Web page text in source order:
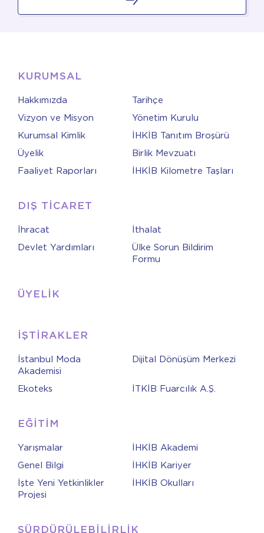
KURUMSAL
Hakkımızda
Tarihçe
Vizyon ve Misyon
Yönetim Kurulu
Kurumsal Kimlik
İHKİB Tanıtım Broşürü
Üyelik
Birlik Mevzuatı
Faaliyet Raporları
İHKİB Kilometre Taşları
DIŞ TİCARET
İhracat
İthalat
Devlet Yardımları
Ülke Sorun Bildirim
Formu
ÜYELİK
İŞTİRAKLER
İstanbul Moda
Akademisi
Dijital Dönüşüm Merkezi
Ekoteks İTKİB Fuarcılık A.Ş.
EĞİTİM
Yarışmalar
İHKİB Akademi
Genel Bilgi
İHKİB Kariyer
İşte Yeni Yetkinlikler
Projesi
İHKİB Okulları
SÜRDÜRÜLEBİLİRLİK